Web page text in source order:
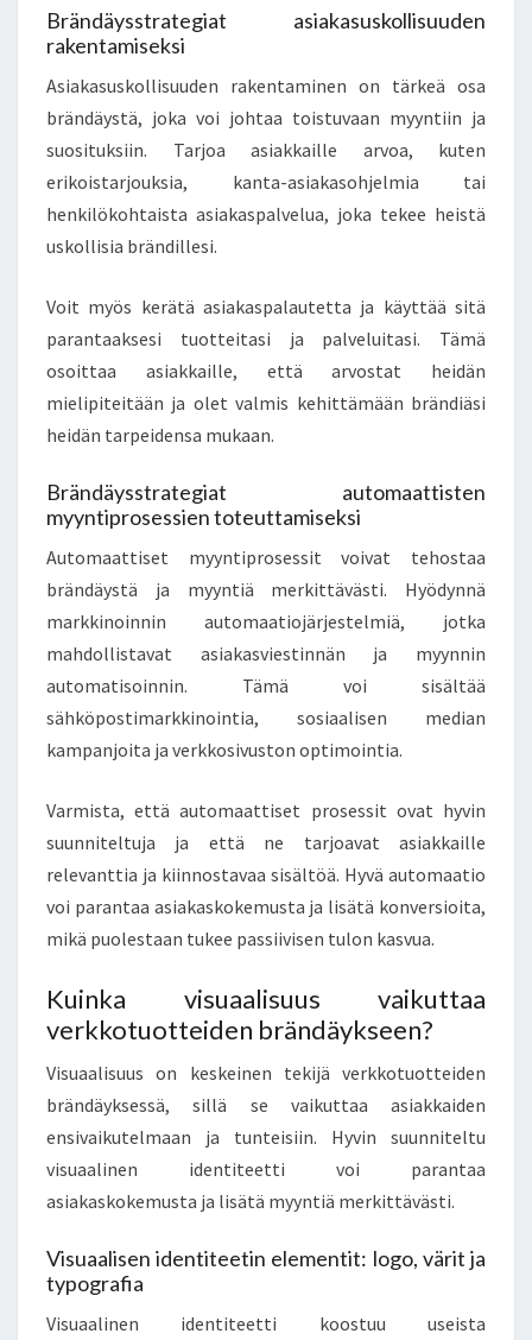
Brändäysstrategiat asiakasuskollisuuden
rakentamiseksi
Asiakasuskollisuuden rakentaminen on tärkeä osa
brändäystä, joka voi johtaa toistuvaan myyntiin ja
suosituksiin. Tarjoa asiakkaille arvoa, kuten
erikoistarjouksia, kanta-asiakasohjelmia tai
henkilökohtaista asiakaspalvelua, joka tekee heistä
uskollisia brändillesi.
Voit myös kerätä asiakaspalautetta ja käyttää sitä
parantaaksesi tuotteitasi ja palveluitasi. Tämä
osoittaa asiakkaille, että arvostat heidän
mielipiteitään ja olet valmis kehittämään brändiäsi
heidän tarpeidensa mukaan.
Brändäysstrategiat automaattisten
myyntiprosessien toteuttamiseksi
Automaattiset myyntiprosessit voivat tehostaa
brändäystä ja myyntiä merkittävästi. Hyödynnä
markkinoinnin automaatiojärjestelmiä, jotka
mahdollistavat asiakasviestinnän ja myynnin
automatisoinnin. Tämä voi sisältää
sähköpostimarkkinointia, sosiaalisen median
kampanjoita ja verkkosivuston optimointia.
Varmista, että automaattiset prosessit ovat hyvin
suunniteltuja ja että ne tarjoavat asiakkaille
relevanttia ja kiinnostavaa sisältöä. Hyvä automaatio
voi parantaa asiakaskokemusta ja lisätä konversioita,
mikä puolestaan tukee passiivisen tulon kasvua.
Kuinka visuaalisuus vaikuttaa
verkkotuotteiden brändäykseen?
Visuaalisuus on keskeinen tekijä verkkotuotteiden
brändäyksessä, sillä se vaikuttaa asiakkaiden
ensivaikutelmaan ja tunteisiin. Hyvin suunniteltu
visuaalinen identiteetti voi parantaa
asiakaskokemusta ja lisätä myyntiä merkittävästi.
Visuaalisen identiteetin elementit: logo, värit ja
typografia
Visuaalinen identiteetti koostuu useista